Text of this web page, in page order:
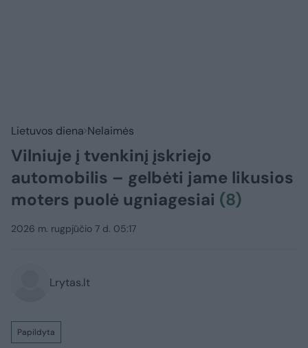
Lietuvos diena Nelaimės
Vilniuje į tvenkinį įskriejo
automobilis – gelbėti jame likusios
moters puolė ugniagesiai (8)
2026 m. rugpjūčio 7 d. 05:17
Lrytas.lt
Papildyta